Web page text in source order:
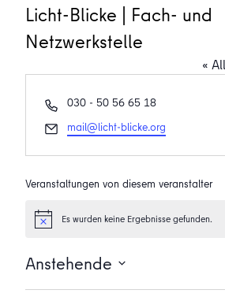
Licht-Blicke | Fach- und
Netzwerkstelle
«
Telefon
030 - 50 56 65 18
Email
mail@licht-blicke.org
Veranstaltungen von diesem veranstalter
HinweisEs wurden keine Ergebnisse gefunden.
Anstehende
Datum